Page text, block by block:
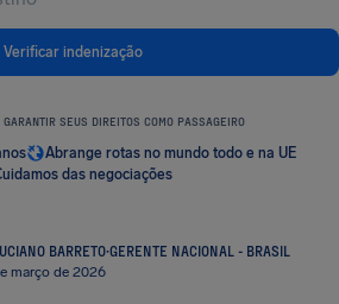
Verificar indenização
SEUS DIREITOS COMO PASSAGEIRO
Abrange rotas no mundo todo e na UE
das negociações
BARRETO·GERENTE NACIONAL - BRASIL
março de 2026